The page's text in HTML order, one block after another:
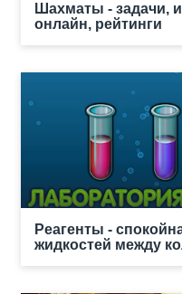
Шахматы - задачи,
онлайн, рейтинги
Реагенты -
жидкостей между